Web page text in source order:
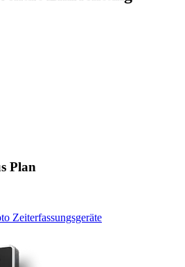
Plan
Zeiterfassungsgeräte